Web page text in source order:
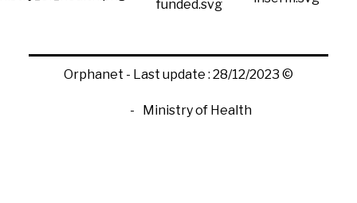
Ministry of Health